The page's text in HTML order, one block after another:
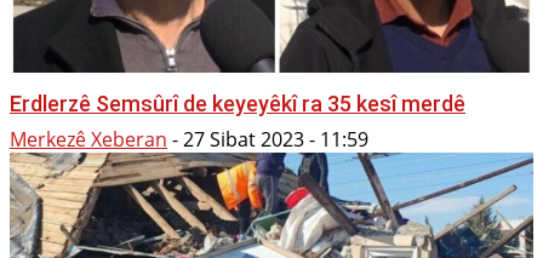
Erdlerzê Semsûrî de keyeyêkî ra 35 kesî merdê
Merkezê Xeberan -27 Sibat 2023 - 11:59